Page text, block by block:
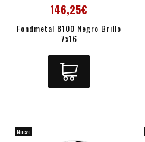
146,25€
Fondmetal 8100 Negro Brillo
7x16
Nuevo